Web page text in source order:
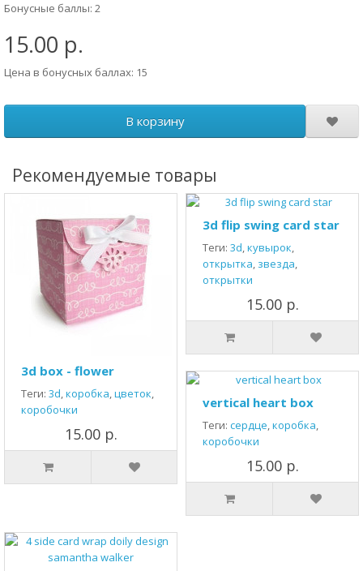
Бонусные баллы: 2
15.00 р.
Цена в бонусных баллах: 15
В корзину
Рекомендуемые товары
3d box - flower
Теги: 3d,коробка,цветок,
коробочки
15.00 р.
3d flip swing card star
Теги: 3d,кувырок,
открытка, звезда,
открытки
15.00 р.
vertical heart box
Теги: сердце,коробка,
коробочки
15.00 р.